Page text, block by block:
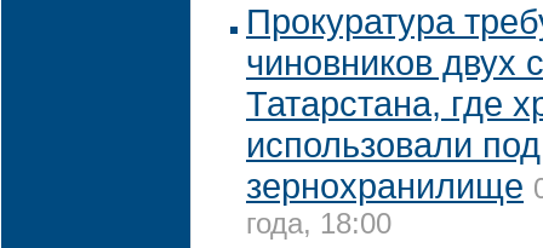
Прокуратура
чиновников двух
Татарстана, где
использовали
зернохранилище
года, 18:00